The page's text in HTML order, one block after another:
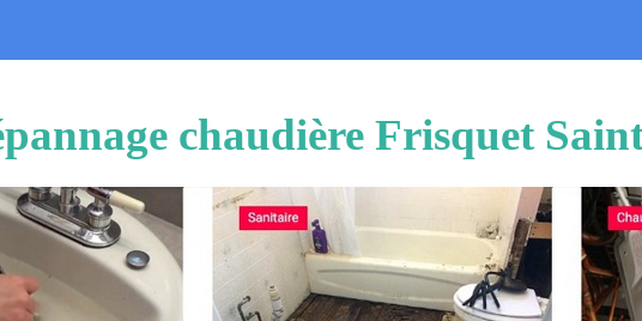
chaudière Frisquet